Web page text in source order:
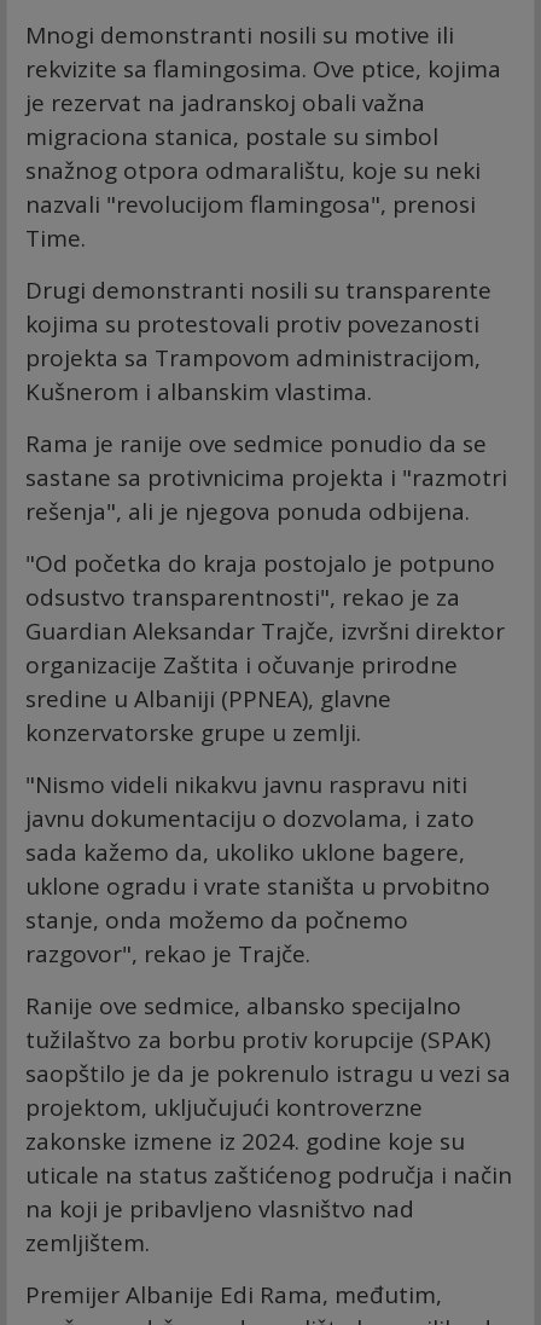
Mnogi demonstranti nosili su motive ili
rekvizite sa flamingosima. Ove ptice, kojima
je rezervat na jadranskoj obali važna
migraciona stanica, postale su simbol
snažnog otpora odmaralištu, koje su neki
nazvali "revolucijom flamingosa", prenosi
Time.
Drugi demonstranti nosili su transparente
kojima su protestovali protiv povezanosti
projekta sa Trampovom administracijom,
Kušnerom i albanskim vlastima.
Rama je ranije ove sedmice ponudio da se
sastane sa protivnicima projekta i "razmotri
rešenja", ali je njegova ponuda odbijena.
"Od početka do kraja postojalo je potpuno
odsustvo transparentnosti", rekao je za
Guardian Aleksandar Trajče, izvršni direktor
organizacije Zaštita i očuvanje prirodne
sredine u Albaniji (PPNEA), glavne
konzervatorske grupe u zemlji.
"Nismo videli nikakvu javnu raspravu niti
javnu dokumentaciju o dozvolama, i zato
sada kažemo da, ukoliko uklone bagere,
uklone ogradu i vrate staništa u prvobitno
stanje, onda možemo da počnemo
razgovor", rekao je Trajče.
Ranije ove sedmice, albansko specijalno
tužilaštvo za borbu protiv korupcije (SPAK)
saopštilo je da je pokrenulo istragu u vezi sa
projektom, uključujući kontroverzne
zakonske izmene iz 2024. godine koje su
uticale na status zaštićenog područja i način
na koji je pribavljeno vlasništvo nad
zemljištem.
Premijer Albanije Edi Rama, međutim,